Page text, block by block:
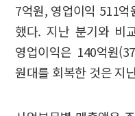
7억원, 영업이익 511
했다. 지난 분기와 비
영업이익은 140억원
원대를 회복한 것은 지